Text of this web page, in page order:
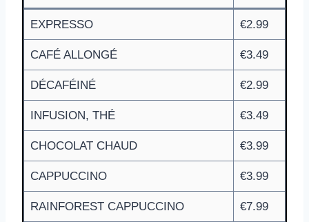
EXPRESSO €2.99
CAFÉ ALLONGÉ €3.49
DÉCAFÉINÉ €2.99
INFUSION, THÉ €3.49
CHOCOLAT CHAUD €3.99
CAPPUCCINO €3.99
RAINFOREST CAPPUCCINO €7.99